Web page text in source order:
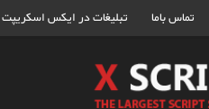
تماس باما تبلیغات در ایکس اسکریپت